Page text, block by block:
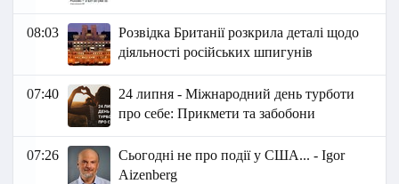
08:03
Розвідка Британії розкрила деталі щодо
діяльності російських шпигунів
07:40
24 липня - Міжнародний день турботи
про себе: Прикмети та забобони
07:26
Сьогодні не про події у США... - Igor
Aizenberg